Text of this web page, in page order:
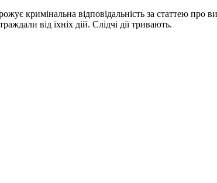
кримінальна відповідальність за статтею про
від їхніх дій. Слідчі дії тривають.